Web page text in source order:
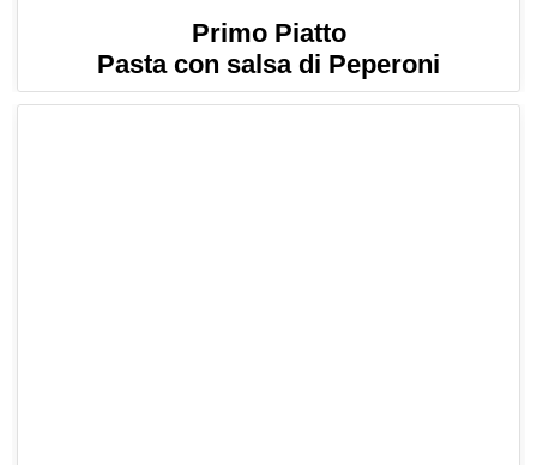
Primo Piatto
Pasta con salsa di Peperoni